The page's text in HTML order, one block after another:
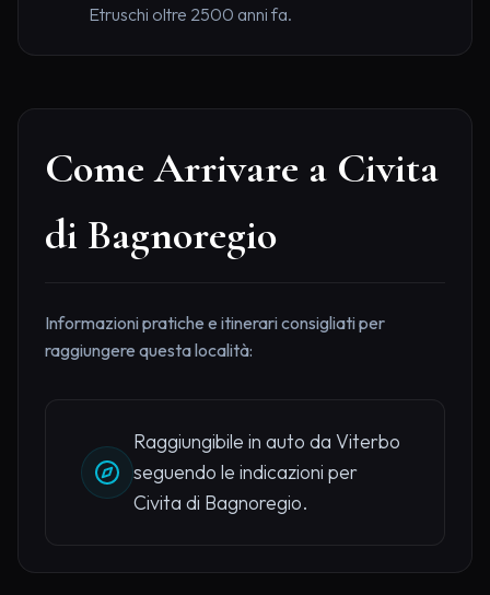
Etruschi oltre 2500 anni fa.
Come Arrivare a Civita
di Bagnoregio
Informazioni pratiche e itinerari consigliati per
raggiungere questa località:
Raggiungibile in auto da Viterbo
seguendo le indicazioni per
Civita di Bagnoregio.